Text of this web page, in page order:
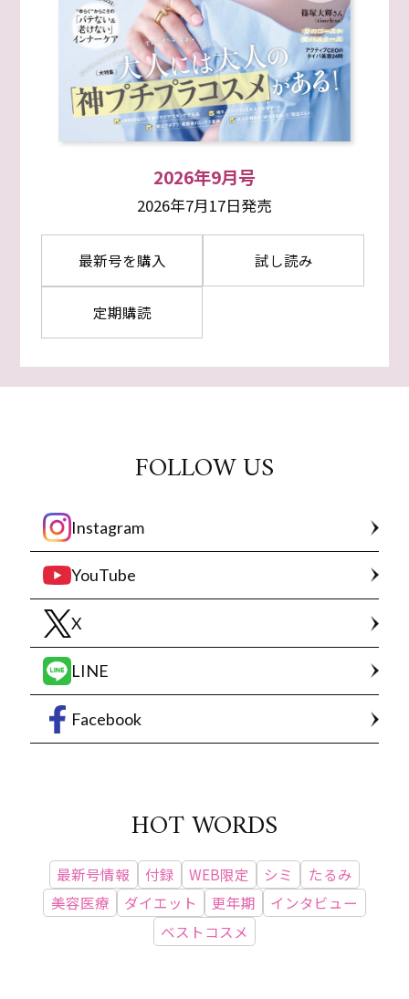
2026年9月号
2026年7月17日発売
最新号を購入 試し読み
定期購読
FOLLOW US
Instagram
YouTube
X
LINE
Facebook
HOT WORDS
最新号情報 付録 WEB限定 シミ
たるみ
美容医療
ダイエット 更年期
インタビュー
ベストコスメ